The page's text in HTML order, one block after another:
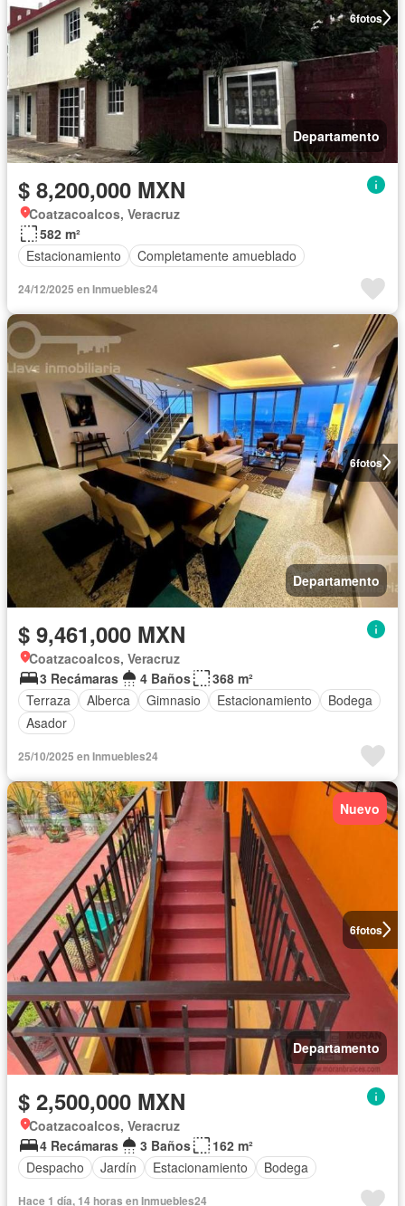
6fotos
Departamento
$ 8,200,000 MXN
Coatzacoalcos, Veracruz
582 m²
Estacionamiento
Completamente amueblado
24/12/2025 en Inmuebles24
6fotos
Departamento
$ 9,461,000 MXN
Coatzacoalcos, Veracruz
3 Recámaras
4 Baños
368 m²
Terraza
Alberca Gimnasio Estacionamiento
Bodega
Asador
25/10/2025 en Inmuebles24
6fotos
Nuevo
Departamento
$ 2,500,000 MXN
Coatzacoalcos, Veracruz
4 Recámaras
3 Baños
162 m²
Despacho
Jardín Estacionamiento Bodega
Hace 1 día, 14 horas en Inmuebles24